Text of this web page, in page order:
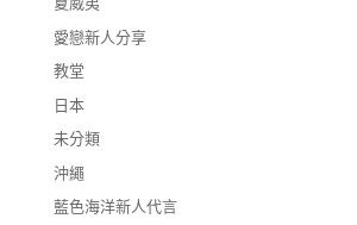
愛戀新人分享
教堂
日本
未分類
沖繩
藍色海洋新人代言